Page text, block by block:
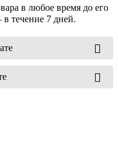
в любое время до его
в течение 7 дней.